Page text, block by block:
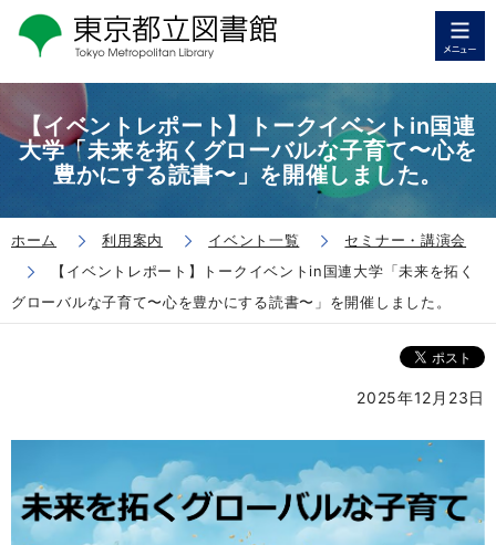
【イベントレポート】トークイベントin国連
大学「未来を拓くグローバルな子育て〜心を
豊かにする読書〜」を開催しました。
ホーム 利用案内 イベント一覧
セミナー・講演会
【イベントレポート】トークイベントin国連大学「未来を拓く
グローバルな子育て〜心を豊かにする読書〜」を開催しました。
2025年12月23日